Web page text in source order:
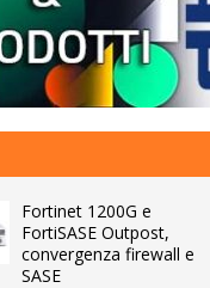
Fortinet 1200G e
FortiSASE Outpost,
convergenza firewall e
SASE